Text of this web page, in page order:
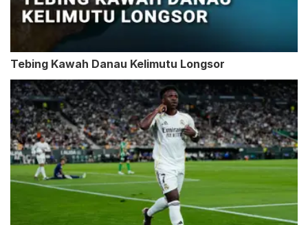
Tebing Kawah Danau Kelimutu Longsor